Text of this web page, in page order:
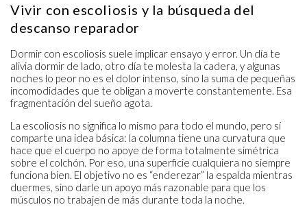
Vivir con escoliosis y la búsqueda del
descanso reparador
Dormir con escoliosis suele implicar ensayo y error. Un día te
alivia dormir de lado, otro día te molesta la cadera, y algunas
noches lo peor no es el dolor intenso, sino la suma de pequeñas
incomodidades que te obligan a moverte constantemente. Esa
fragmentación del sueño agota.
La escoliosis no significa lo mismo para todo el mundo, pero sí
comparte una idea básica: la columna tiene una curvatura que
hace que el cuerpo no apoye de forma totalmente simétrica
sobre el colchón. Por eso, una superficie cualquiera no siempre
funciona bien. El objetivo no es “enderezar” la espalda mientras
duermes, sino darle un apoyo más razonable para que los
músculos no trabajen de más durante toda la noche.